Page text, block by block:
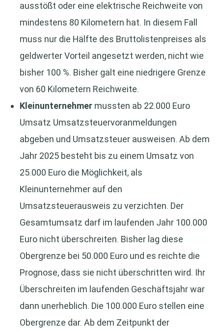
ausstößt oder eine elektrische Reichweite von
mindestens 80 Kilometern hat. In diesem Fall
muss nur die Hälfte des Bruttolistenpreises als
geldwerter Vorteil angesetzt werden, nicht wie
bisher 100 %. Bisher galt eine niedrigere Grenze
von 60 Kilometern Reichweite.
Kleinunternehmer mussten ab 22.000 Euro
Umsatz Umsatzsteuervoranmeldungen
abgeben und Umsatzsteuer ausweisen. Ab dem
Jahr 2025 besteht bis zu einem Umsatz von
25.000 Euro die Möglichkeit, als
Kleinunternehmer auf den
Umsatzsteuerausweis zu verzichten. Der
Gesamtumsatz darf im laufenden Jahr 100.000
Euro nicht überschreiten. Bisher lag diese
Obergrenze bei 50.000 Euro und es reichte die
Prognose, dass sie nicht überschritten wird. Ihr
Überschreiten im laufenden Geschäftsjahr war
dann unerheblich. Die 100.000 Euro stellen eine
Obergrenze dar. Ab dem Zeitpunkt der